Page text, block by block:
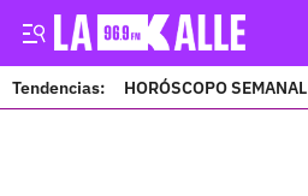
Tendencias: HORÓSCOPO SEMANAL